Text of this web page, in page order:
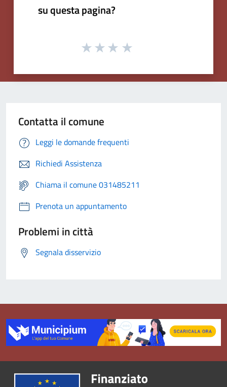
su questa pagina?
Contatta il comune
Leggi le domande frequenti
Richiedi Assistenza
Chiama il comune 031485211
Prenota un appuntamento
Problemi in città
Segnala disservizio